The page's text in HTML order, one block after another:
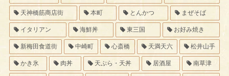
天神橋筋商店街 本町 とんかつ まぜそば
イタリアン 海鮮丼 東三国 お好み焼き
新梅田食道街 中崎町 心斎橋 天満天六 松井山手
かき氷 肉丼 天ぷら・天丼 居酒屋 南草津